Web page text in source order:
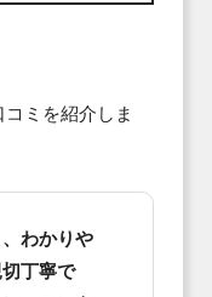
ミを紹介しま
わかりや
丁寧で